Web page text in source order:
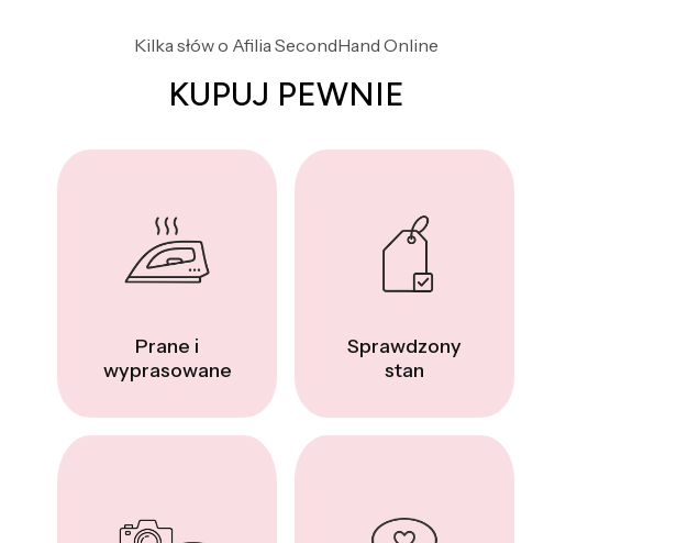
Kilka słów o Afilia SecondHand Online
KUPUJ PEWNIE
Prane i
wyprasowane
Sprawdzony
stan